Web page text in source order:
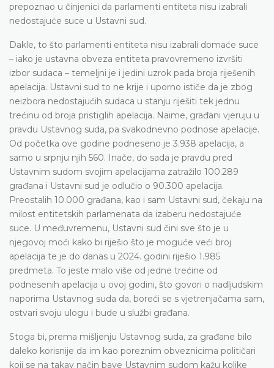
prepoznao u činjenici da parlamenti entiteta nisu izabrali
nedostajuće suce u Ustavni sud.
Dakle, to što parlamenti entiteta nisu izabrali domaće suce
– iako je ustavna obveza entiteta pravovremeno izvršiti
izbor sudaca – temeljni je i jedini uzrok pada broja riješenih
apelacija. Ustavni sud to ne krije i uporno ističe da je zbog
neizbora nedostajućih sudaca u stanju riješiti tek jednu
trećinu od broja pristiglih apelacija. Naime, građani vjeruju u
pravdu Ustavnog suda, pa svakodnevno podnose apelacije.
Od početka ove godine podneseno je 3.938 apelacija, a
samo u srpnju njih 560. Inače, do sada je pravdu pred
Ustavnim sudom svojim apelacijama zatražilo 100.289
građana i Ustavni sud je odlučio o 90.300 apelacija.
Preostalih 10.000 građana, kao i sam Ustavni sud, čekaju na
milost entitetskih parlamenata da izaberu nedostajuće
suce. U međuvremenu, Ustavni sud čini sve što je u
njegovoj moći kako bi riješio što je moguće veći broj
apelacija te je do danas u 2024. godini riješio 1.985
predmeta. To jeste malo više od jedne trećine od
podnesenih apelacija u ovoj godini, što govori o nadljudskim
naporima Ustavnog suda da, boreći se s vjetrenjačama sam,
ostvari svoju ulogu i bude u službi građana.
Stoga bi, prema mišljenju Ustavnog suda, za građane bilo
daleko korisnije da im kao poreznim obveznicima političari
koji se na takav način bave Ustavnim sudom kažu kolike